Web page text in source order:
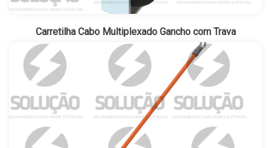
Carretilha Cabo Multiplexado Gancho com Trava